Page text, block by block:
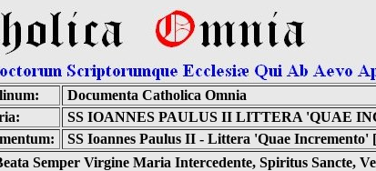
Documenta Catholica Omnia
SS IOANNES PAULUS II LITTERA 'QUAE
SS Ioannes Paulus II - Littera 'Quae Incremento'
Semper Virgine Maria Intercedente, Spiritus Sancte,